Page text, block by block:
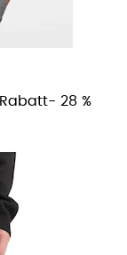
Rabatt- 28 %